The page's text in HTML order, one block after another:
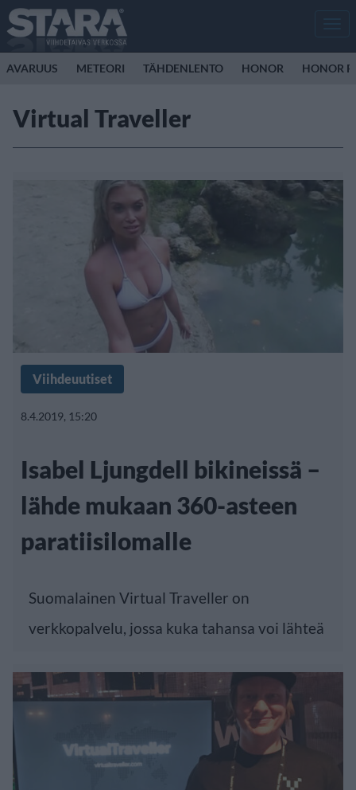
AVARUUS METEORI TÄHDENLENTO HONOR HONOR
Virtual Traveller
Viihdeuutiset
8.4.2019, 15:20
Isabel Ljungdell bikineissä –
lähde mukaan 360-asteen
paratiisilomalle
Suomalainen Virtual Traveller on
verkkopalvelu, jossa kuka tahansa voi lähteä